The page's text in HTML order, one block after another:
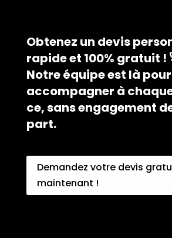
Obtenez un devis
rapide et 100% gratuit !
Notre équipe est là
accompagner à
ce, sans engagement
part.
Demandez votre devis
maintenant !